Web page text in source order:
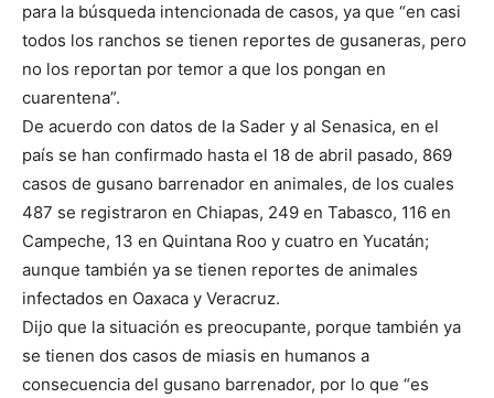
para la búsqueda intencionada de casos, ya que “en casi
todos los ranchos se tienen reportes de gusaneras, pero
no los reportan por temor a que los pongan en
cuarentena”.
De acuerdo con datos de la Sader y al Senasica, en el
país se han confirmado hasta el 18 de abril pasado, 869
casos de gusano barrenador en animales, de los cuales
487 se registraron en Chiapas, 249 en Tabasco, 116 en
Campeche, 13 en Quintana Roo y cuatro en Yucatán;
aunque también ya se tienen reportes de animales
infectados en Oaxaca y Veracruz.
Dijo que la situación es preocupante, porque también ya
se tienen dos casos de miasis en humanos a
consecuencia del gusano barrenador, por lo que “es